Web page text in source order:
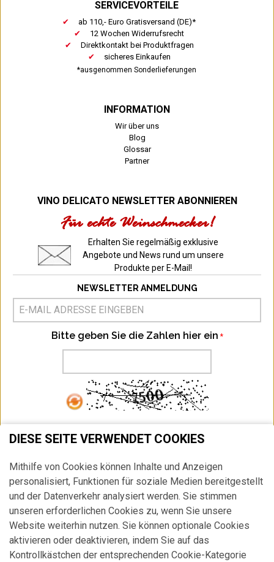
SERVICEVORTEILE
ab 110,- Euro Gratisversand (DE)*
12 Wochen Widerrufsrecht
Direktkontakt bei Produktfragen
sicheres Einkaufen
*ausgenommen Sonderlieferungen
INFORMATION
Wir über uns
Blog
Glossar
Partner
VINO DELICATO NEWSLETTER ABONNIEREN
Für echte Weinschmecker!
Erhalten Sie regelmäßig exklusive
Angebote und News rund um unsere
Produkte per E-Mail!
NEWSLETTER ANMELDUNG
Bitte geben Sie die Zahlen hier ein
ABONNIEREN
Ich habe die
HIER können Sie Ihr Newsletter Abonnement jederzeit widerrufen.
DIESE SEITE VERWENDET COOKIES
Mithilfe von Cookies können Inhalte und Anzeigen
personalisiert, Funktionen für soziale Medien bereitgestellt
und der Datenverkehr analysiert werden. Sie stimmen
unseren erforderlichen Cookies zu, wenn Sie unsere
Website weiterhin nutzen. Sie können optionale Cookies
aktivieren oder deaktivieren, indem Sie auf das
Kontrollkästchen der entsprechenden Cookie-Kategorie